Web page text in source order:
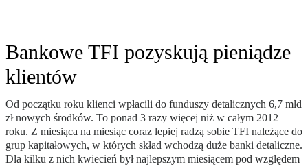
Bankowe TFI pozyskują pieniądze
klientów
Od początku roku klienci wpłacili do funduszy detalicznych 6,7 mld
zł nowych środków. To ponad 3 razy więcej niż w całym 2012
roku. Z miesiąca na miesiąc coraz lepiej radzą sobie TFI należące do
grup kapitałowych, w których skład wchodzą duże banki detaliczne.
Dla kilku z nich kwiecień był najlepszym miesiącem pod względem